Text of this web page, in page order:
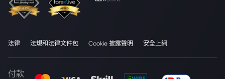
法律 法規和法律文件包 Cookie 披露聲明 安全上網
付款